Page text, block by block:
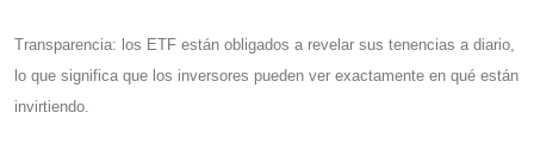
Transparencia: los ETF están obligados a revelar sus tenencias a diario,
lo que significa que los inversores pueden ver exactamente en qué están
invirtiendo.